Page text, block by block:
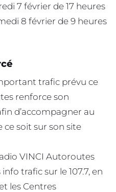
7 février de 17 heures
8 février de 9 heures
trafic prévu ce
renforce son
d’accompagner au
ce soit sur son site
VINCI Autoroutes
trafic sur le 107.7, en
les Centres